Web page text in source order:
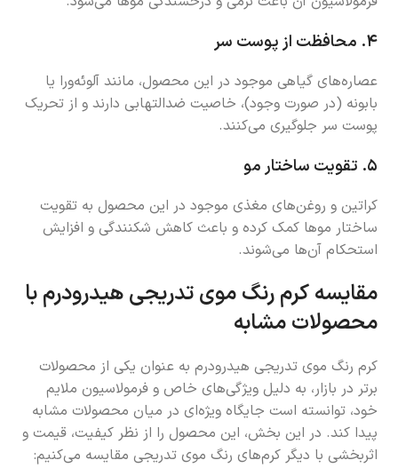
۴. محافظت از پوست سر
عصاره‌های گیاهی موجود در این محصول، مانند آلوئه‌ورا یا
بابونه (در صورت وجود)، خاصیت ضدالتهابی دارند و از تحریک
پوست سر جلوگیری می‌کنند.
۵. تقویت ساختار مو
کراتین و روغن‌های مغذی موجود در این محصول به تقویت
ساختار موها کمک کرده و باعث کاهش شکنندگی و افزایش
استحکام آن‌ها می‌شوند.
مقایسه کرم رنگ موی تدریجی هیدرودرم با
محصولات مشابه
کرم رنگ موی تدریجی هیدرودرم به عنوان یکی از محصولات
برتر در بازار، به دلیل ویژگی‌های خاص و فرمولاسیون ملایم
خود، توانسته است جایگاه ویژه‌ای در میان محصولات مشابه
پیدا کند. در این بخش، این محصول را از نظر کیفیت، قیمت و
اثربخشی با دیگر کرم‌های رنگ موی تدریجی مقایسه می‌کنیم: